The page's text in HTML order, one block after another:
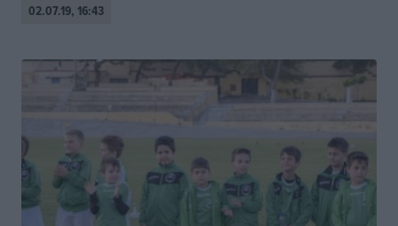
02.07.19, 16:43